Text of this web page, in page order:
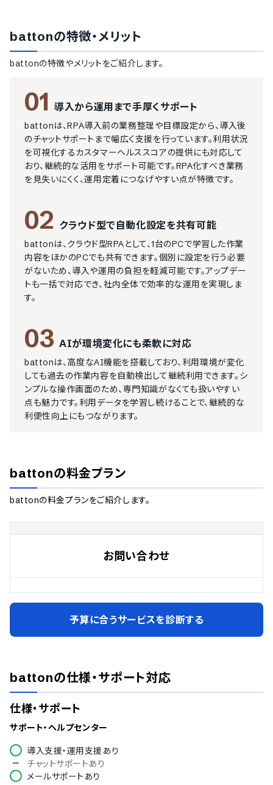
battonの特徴・メリット
battonの特徴やメリットをご紹介します。
01 導入から運用まで手厚くサポート
battonは、RPA導入前の業務整理や目標設定から、導入後
のチャットサポートまで幅広く支援を行っています。利用状況
を可視化するカスタマーヘルススコアの提供にも対応して
おり、継続的な活用をサポート可能です。RPA化すべき業務
を見失いにくく、運用定着につなげやすい点が特徴です。
02 クラウド型で自動化設定を共有可能
battonは、クラウド型RPAとして、1台のPCで学習した作業
内容をほかのPCでも共有できます。個別に設定を行う必要
がないため、導入や運用の負担を軽減可能です。アップデー
トも一括で対応でき、社内全体で効率的な運用を実現しま
す。
03 AIが環境変化にも柔軟に対応
battonは、高度なAI機能を搭載しており、利用環境が変化
しても過去の作業内容を自動検出して継続利用できます。シ
ンプルな操作画面のため、専門知識がなくても扱いやすい
点も魅力です。利用データを学習し続けることで、継続的な
利便性向上にもつながります。
battonの料金プラン
battonの料金プランをご紹介します。
お問い合わせ
予算に合うサービスを診断する
battonの仕様・サポート対応
仕様・サポート
サポート・ヘルプセンター
導入支援・運用支援あり
チャットサポートあり
メールサポートあり